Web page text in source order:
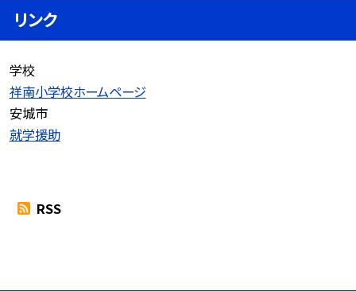
リンク
学校
祥南小学校ホームページ
安城市
就学援助
RSS